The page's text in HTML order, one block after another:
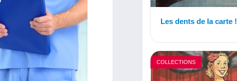
Les dents de la carte !
COLLECTIONS